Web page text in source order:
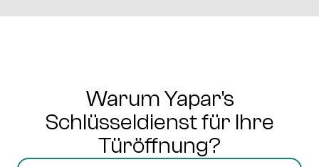
Warum Yapar's
Schlüsseldienst für Ihre
Türöffnung?